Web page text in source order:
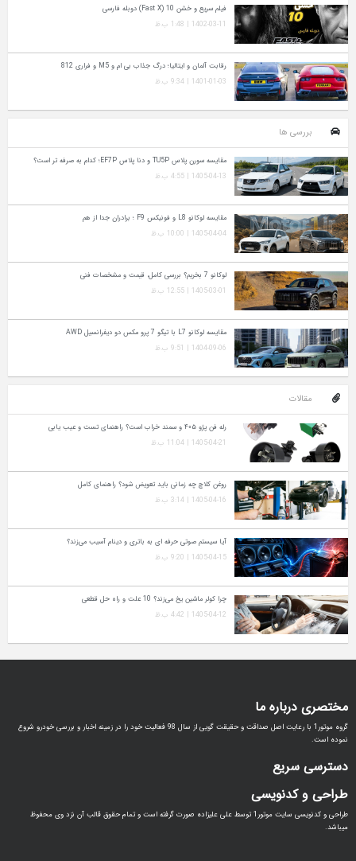
فیلم سریع و خشن 10 (Fast X) دوبله فارسی
1402-03-11 | 1:48 ب.ظ
رقابت آلمان و ایتالیا؛ درگ جذاب بی ام و M5 و فراری 812
1401-01-03 | 9:34 ب.ظ
بررسی ها
مقایسه سورن پلاس TU5P و دنا پلاس EF7P؛ کدام به‌ صرفه‌ تر است؟
1405-04-13 | 4:55 ب.ظ
مقایسه لوکانو L8 و فونیکس F9 ؛ برادران جدا از هم
1405-04-04 | 10:00 ب.ظ
لوکانو 7 بخریم؟ بررسی کامل، قیمت و مشخصات فنی
1405-03-01 | 12:55 ب.ظ
مقایسه لوکانو L7 با تیگو 7 پرو مکس دو دیفرانسیل AWD
1404-09-06 | 9:51 ب.ظ
مقالات
رله فن پژو ۴۰۵ و سمند خراب است؟ راهنمای تست و عیب‌ یابی
1405-04-21 | 11:04 ب.ظ
روغن کلاچ چه زمانی باید تعویض شود؟ راهنمای کامل
1405-04-16 | 3:14 ب.ظ
آیا سیستم صوتی حرفه‌ ای به باتری و دینام آسیب می‌زند؟
1405-04-15 | 9:20 ب.ظ
چرا کولر ماشین یخ می‌زند؟ 10 علت و راه‌ حل قطعی
1405-04-12 | 4:42 ب.ظ
مختصری درباره ما
گروه موتور1 با رعایت اصل صداقت و حقیقت گویی از سال 98 فعالیت خود را در زمینه اخبار و بررسی خودرو شروع
نموده است.
دسترسی سریع
طراحی و کدنویسی
طراحی و کدنویسی سایت موتور1 توسط علی علیزاده صورت گرفته است و تمام حقوق قالب آن نزد وی محفوظ
میباشد.